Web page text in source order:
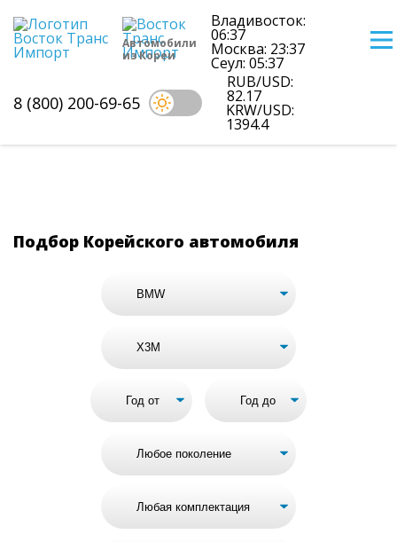
Автомобили
из Кореи
Владивосток:
06:37
Москва: 23:37
Сеул: 05:37
RUB/USD:
82.17
KRW/USD:
1394.4
8 (800) 200-69-65
Цены на Bmw X3m из Кореи
Подбор Корейского автомобиля